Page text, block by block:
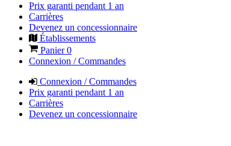
Prix garanti pendant 1 an
Carrières
Devenez un concessionnaire
Établissements
Panier0
Connexion / Commandes
Connexion / Commandes
Prix garanti pendant 1 an
Carrières
Devenez un concessionnaire